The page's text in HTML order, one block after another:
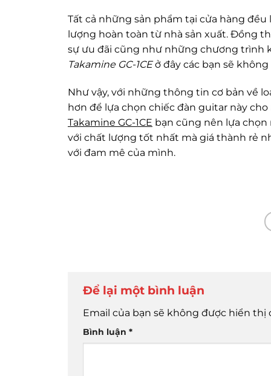
Tất cả những sản phẩm tại cửa hàng
lượng hoàn toàn từ nhà sản xuất. Đồng
sự ưu đãi cũng như những chương trình
Takamine GC-1CEở đây các bạn sẽ
Như vậy, với những thông tin cơ bản về
hơn để lựa chọn chiếc đàn guitar này
Takamine GC-1CE bạn cũng nên lựa
với chất lượng tốt nhất mà giá thành rẻ
với đam mê của mình.
Để lại một bình luận
Email của bạn sẽ không được hiển thị
Bình luận *